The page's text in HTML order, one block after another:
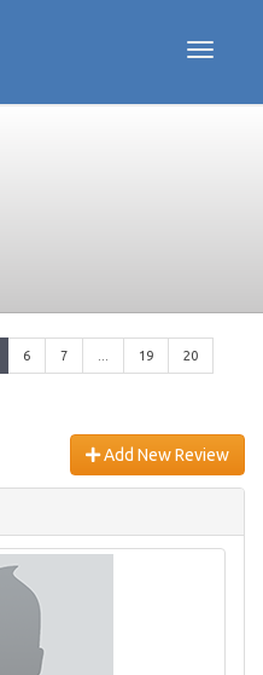
Toggle
6 7 19 20
Add New Review